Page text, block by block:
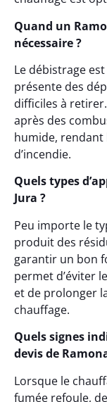
Quand un
nécessaire ?
Le débistrage
présente des
difficiles à
après des
humide, rendant
d’incendie.
Quels types
Jura ?
Peu importe le
produit des
garantir un bon
permet d’éviter
et de prolonger
chauffage.
Quels signes
devis de
Lorsque le
fumée refoule,